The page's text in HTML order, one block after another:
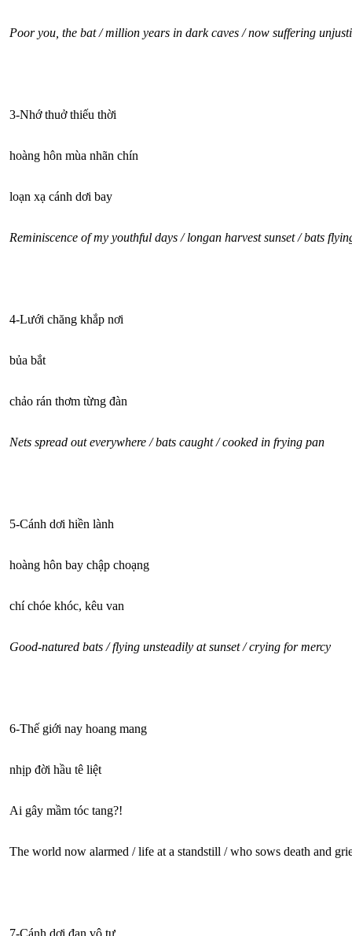
Poor you, the bat / million years in dark caves / now suffering
3-Nhớ thuở thiếu thời
hoàng hôn mùa nhãn chín
loạn xạ cánh dơi bay
Reminiscence of my youthful days / longan harvest sunset / bats
4-Lưới chăng khắp nơi
bủa bắt
chảo rán thơm từng đàn
Nets spread out everywhere / bats caught / cooked in frying pan
5-Cánh dơi hiền lành
hoàng hôn bay chập choạng
chí chóe khóc, kêu van
Good-natured bats / flying unsteadily at sunset / crying for mercy
6-Thế giới nay hoang mang
nhịp đời hầu tê liệt
Ai gây mầm tóc tang?!
The world now alarmed / life at a standstill / who sows death and